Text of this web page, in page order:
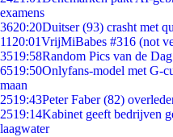
examens
3620:20Duitser (93) crasht met
11 20:01VrijMiBabes #316 (not
3519:58Random Pics van de
6519:50Onlyfans-model met G-
maan
2519:43Peter Faber (82)
2519:14Kabinet geeft bedrijven
laagwater